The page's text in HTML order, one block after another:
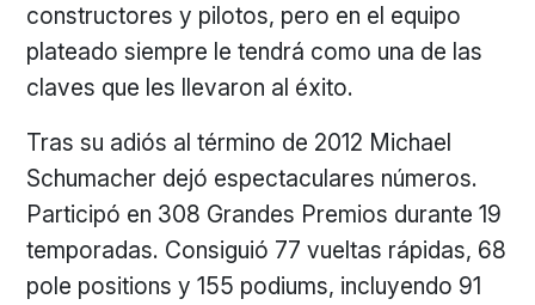
constructores y pilotos, pero en el equipo
plateado siempre le tendrá como una de las
claves que les llevaron al éxito.
Tras su adiós al término de 2012 Michael
Schumacher dejó espectaculares números.
Participó en 308 Grandes Premios durante 19
temporadas. Consiguió 77 vueltas rápidas, 68
pole positions y 155 podiums, incluyendo 91